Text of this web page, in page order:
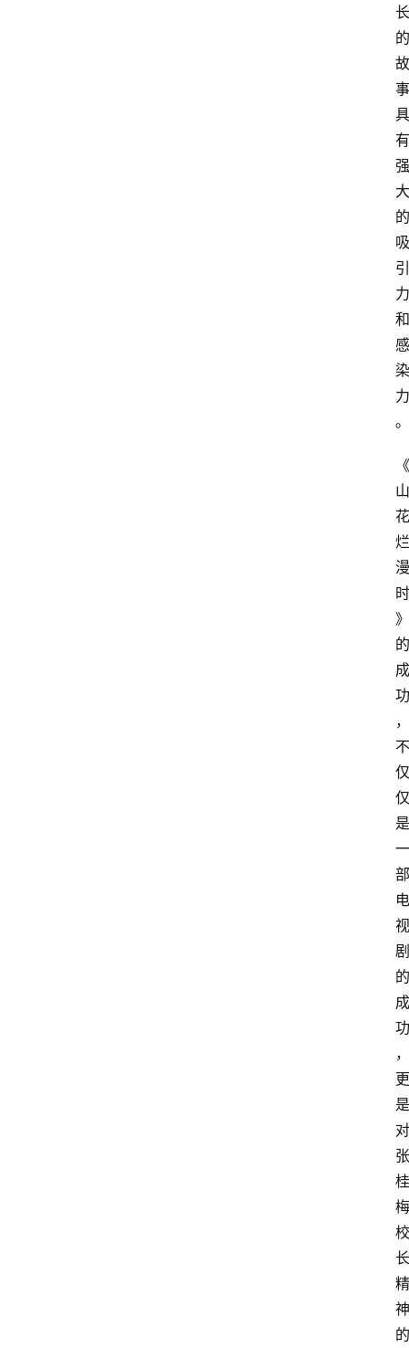
长
的
故
事
具
有
强
大
的
吸
引
力
和
感
染
力
。
《
山
花
烂
漫
时
》
的
成
功
，
不
仅
仅
是
一
部
电
视
剧
的
成
功
，
更
是
对
张
桂
梅
校
长
精
神
的